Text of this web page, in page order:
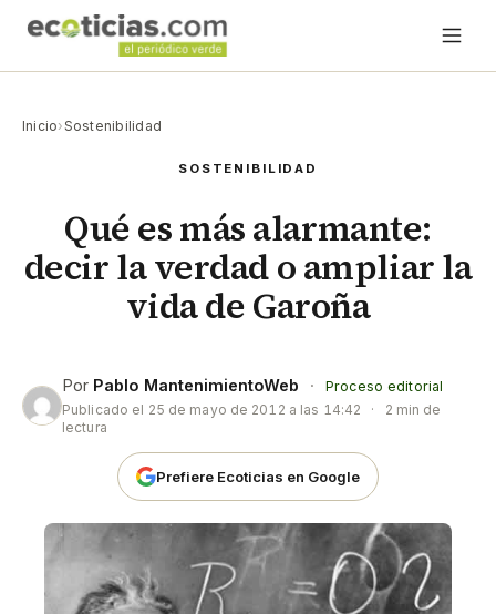
Inicio›Sostenibilidad
SOSTENIBILIDAD
Qué es más alarmante:
decir la verdad o ampliar la
vida de Garoña
Por Pablo MantenimientoWeb ·
Proceso editorial
Publicado el 25 de mayo de 2012 a las 14:42 ·
2 min de
lectura
Prefiere Ecoticias en Google